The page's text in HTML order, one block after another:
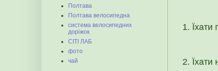
1. Їхати
2.
Полтава
Полтава велосипедна
система велосипедних
доріжок
СІТІ ЛАБ
фото
чай